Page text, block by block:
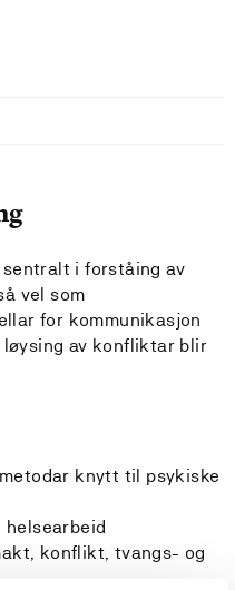
sentralt i forståing av
vel som
for kommunikasjon
av konfliktar blir
knytt til psykiske
helsearbeid
konflikt, tvangs- og